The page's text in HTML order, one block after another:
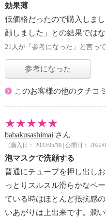
効果薄
低価格だったので購入しま
顔しました」との結果では
21人が「参考になった」と言っ
参考になった
このお客様の他のクチコ
babakusashimai さん
（購入日： 2022/05/10 | 公開日： 2022/
泡マスクで洗顔する
普通にチューブを押し出し
っとりスルスル滑らかなペ
ている時はほとんど抵抗感
いあがりは上出来です。潤い